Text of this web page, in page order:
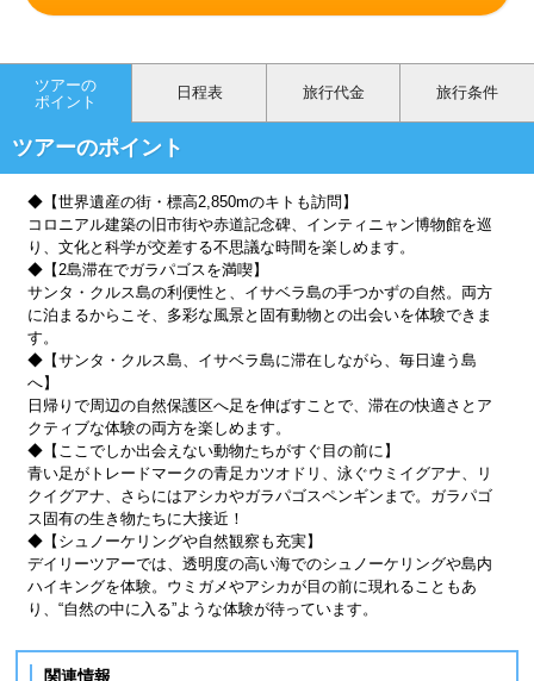
ツアーの
ポイント
日程表 旅行代金 旅行条件
ツアーのポイント
◆【世界遺産の街・標高2,850mのキトも訪問】
コロニアル建築の旧市街や赤道記念碑、インティニャン博物館を巡
り、文化と科学が交差する不思議な時間を楽しめます。
◆【2島滞在でガラパゴスを満喫】
サンタ・クルス島の利便性と、イサベラ島の手つかずの自然。両方
に泊まるからこそ、多彩な風景と固有動物との出会いを体験できま
す。
◆【サンタ・クルス島、イサベラ島に滞在しながら、毎日違う島
へ】
日帰りで周辺の自然保護区へ足を伸ばすことで、滞在の快適さとア
クティブな体験の両方を楽しめます。
◆【ここでしか出会えない動物たちがすぐ目の前に】
青い足がトレードマークの青足カツオドリ、泳ぐウミイグアナ、リ
クイグアナ、さらにはアシカやガラパゴスペンギンまで。ガラパゴ
ス固有の生き物たちに大接近！
◆【シュノーケリングや自然観察も充実】
デイリーツアーでは、透明度の高い海でのシュノーケリングや島内
ハイキングを体験。ウミガメやアシカが目の前に現れることもあ
り、“自然の中に入る”ような体験が待っています。
関連情報